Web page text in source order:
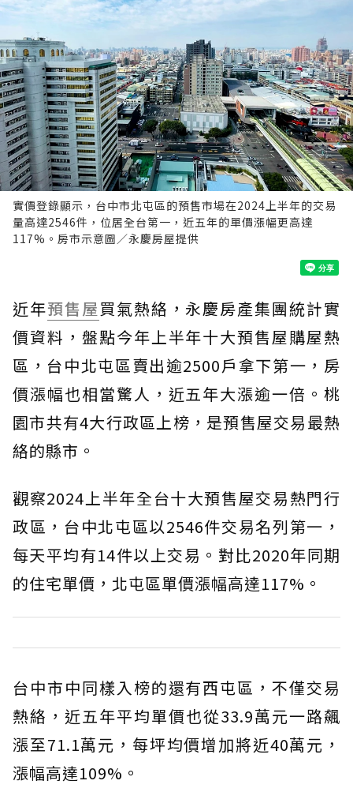
實價登錄顯示，台中市北屯區的預售市場在2024上半年的交易
量高達2546件，位居全台第一，近五年的單價漲幅更高達
117%。房市示意圖／永慶房屋提供
近年預售屋買氣熱絡，永慶房產集團統計實
價資料，盤點今年上半年十大預售屋購屋熱
區，台中北屯區賣出逾2500戶拿下第一，房
價漲幅也相當驚人，近五年大漲逾一倍。桃
園市共有4大行政區上榜，是預售屋交易最熱
絡的縣市。
觀察2024上半年全台十大預售屋交易熱門行
政區，台中北屯區以2546件交易名列第一，
每天平均有14件以上交易。對比2020年同期
的住宅單價，北屯區單價漲幅高達117%。
台中市中同樣入榜的還有西屯區，不僅交易
熱絡，近五年平均單價也從33.9萬元一路飆
漲至71.1萬元，每坪均價增加將近40萬元，
漲幅高達109%。